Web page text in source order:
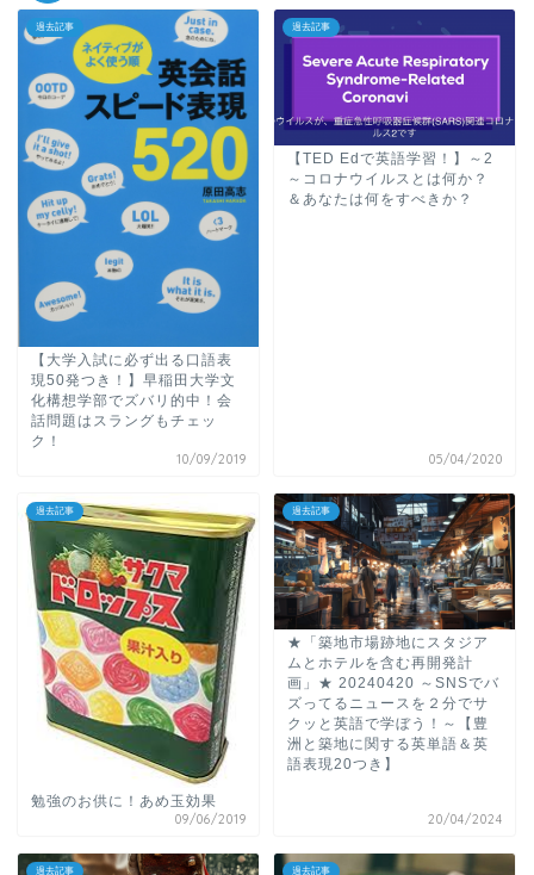
過去記事
【大学入試に必ず出る口語表
現50発つき！】早稲田大学文
化構想学部でズバリ的中！会
話問題はスラングもチェッ
ク！
10/09/2019
過去記事
【TED Edで英語学習！】～2
～コロナウイルスとは何か？
＆あなたは何をすべきか？
05/04/2020
過去記事
勉強のお供に！あめ玉効果
09/06/2019
過去記事
★「築地市場跡地にスタジア
ムとホテルを含む再開発計
画」★ 20240420 ～SNSでバ
ズってるニュースを２分でサ
クッと英語で学ぼう！～【豊
洲と築地に関する英単語＆英
語表現20つき】
20/04/2024
過去記事 過去記事